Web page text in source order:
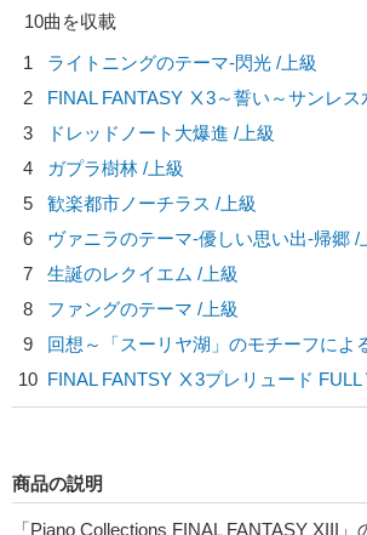
10曲を収載
1
ライトニングのテーマ-閃光 /上級
2
FINAL FANTASY Ⅹ3～誓い～サンレス
3
ドレッドノート大爆進 /上級
4
ガプラ樹林 /上級
5
歓楽都市ノーチラス /上級
6
ヴァニラのテーマ-優しい思い出-帰郷 /
7
生誕のレクイエム /上級
8
ファングのテーマ /上級
9
回想～「スーリヤ湖」のモチーフによ
10 FINAL FANTSY Ⅹ3プレリュード FULL
商品の説明
「Piano Collections FINAL FANTASY XIII」